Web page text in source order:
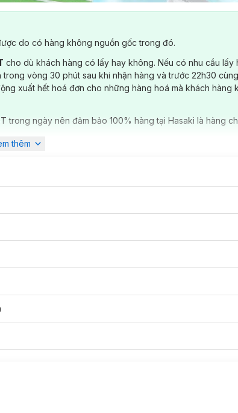
do có hàng không nguồn gốc trong đó.
cho dù khách hàng có lấy hay không. Nếu có nhu cầu lấy
vòng 30 phút sau khi nhận hàng và trước 22h30
xuất hết hoá đơn cho những hàng hoá mà khách hàng
trong ngày nên đảm bảo 100% hàng tại Hasaki là hàng
thêm